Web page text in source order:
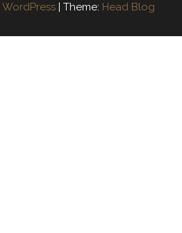
WordPress | Theme: Head Blog